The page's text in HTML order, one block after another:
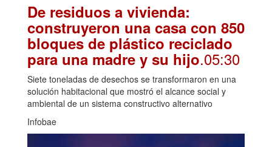
De residuos a vivienda:
construyeron una casa con 850
bloques de plástico reciclado
para una madre y su hijo.05:30
Siete toneladas de desechos se transformaron en una
solución habitacional que mostró el alcance social y
ambiental de un sistema constructivo alternativo
Infobae